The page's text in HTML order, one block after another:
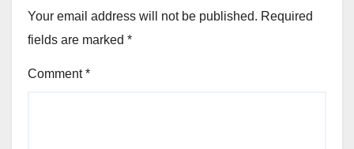
Your email address will not be published. Required
fields are marked *
Comment*